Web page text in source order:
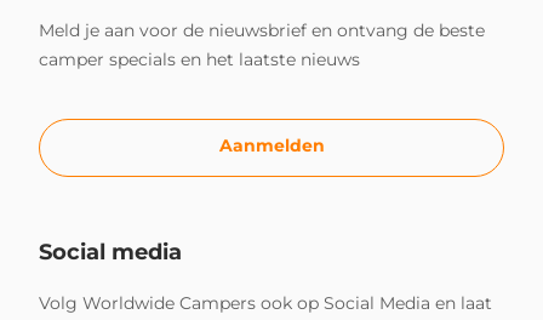
Meld je aan voor de nieuwsbrief en ontvang de beste
camper specials en het laatste nieuws
Aanmelden
Social media
Volg Worldwide Campers ook op Social Media en laat